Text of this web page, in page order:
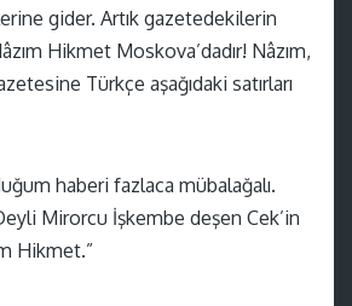
gider. Artık gazetedekilerin
Hikmet Moskova’dadır! Nâzım,
Türkçe aşağıdaki satırları
haberi fazlaca mübalağalı.
Mirorcu İşkembe deşen Cek’in
Hikmet.”